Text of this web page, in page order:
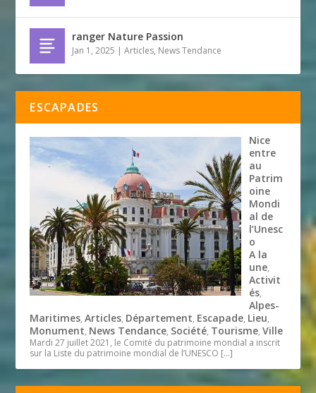
ranger Nature Passion
Jan 1, 2025 |Articles, News Tendance
ESCAPADES
Nice
entre
au
Patrim
oine
Mondi
al de
l’Unesc
o
A la
une,
Activit
és,
Alpes-
Maritimes,Articles, Département, Escapade, Lieu,
Monument, News Tendance, Société, Tourisme,Ville
Mardi 27 juillet 2021, le Comité du patrimoine mondial a inscrit
sur la Liste du patrimoine mondial de l’UNESCO […]